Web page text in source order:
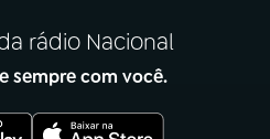
rádio Nacional
sempre com você.